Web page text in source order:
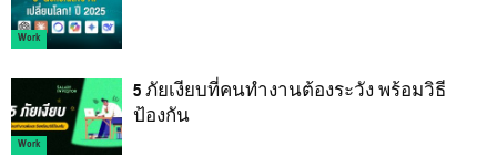
Work
Work
5 ภัยเงียบที่คนทำงานต้องระวัง พร้อมวิธี
ป้องกัน